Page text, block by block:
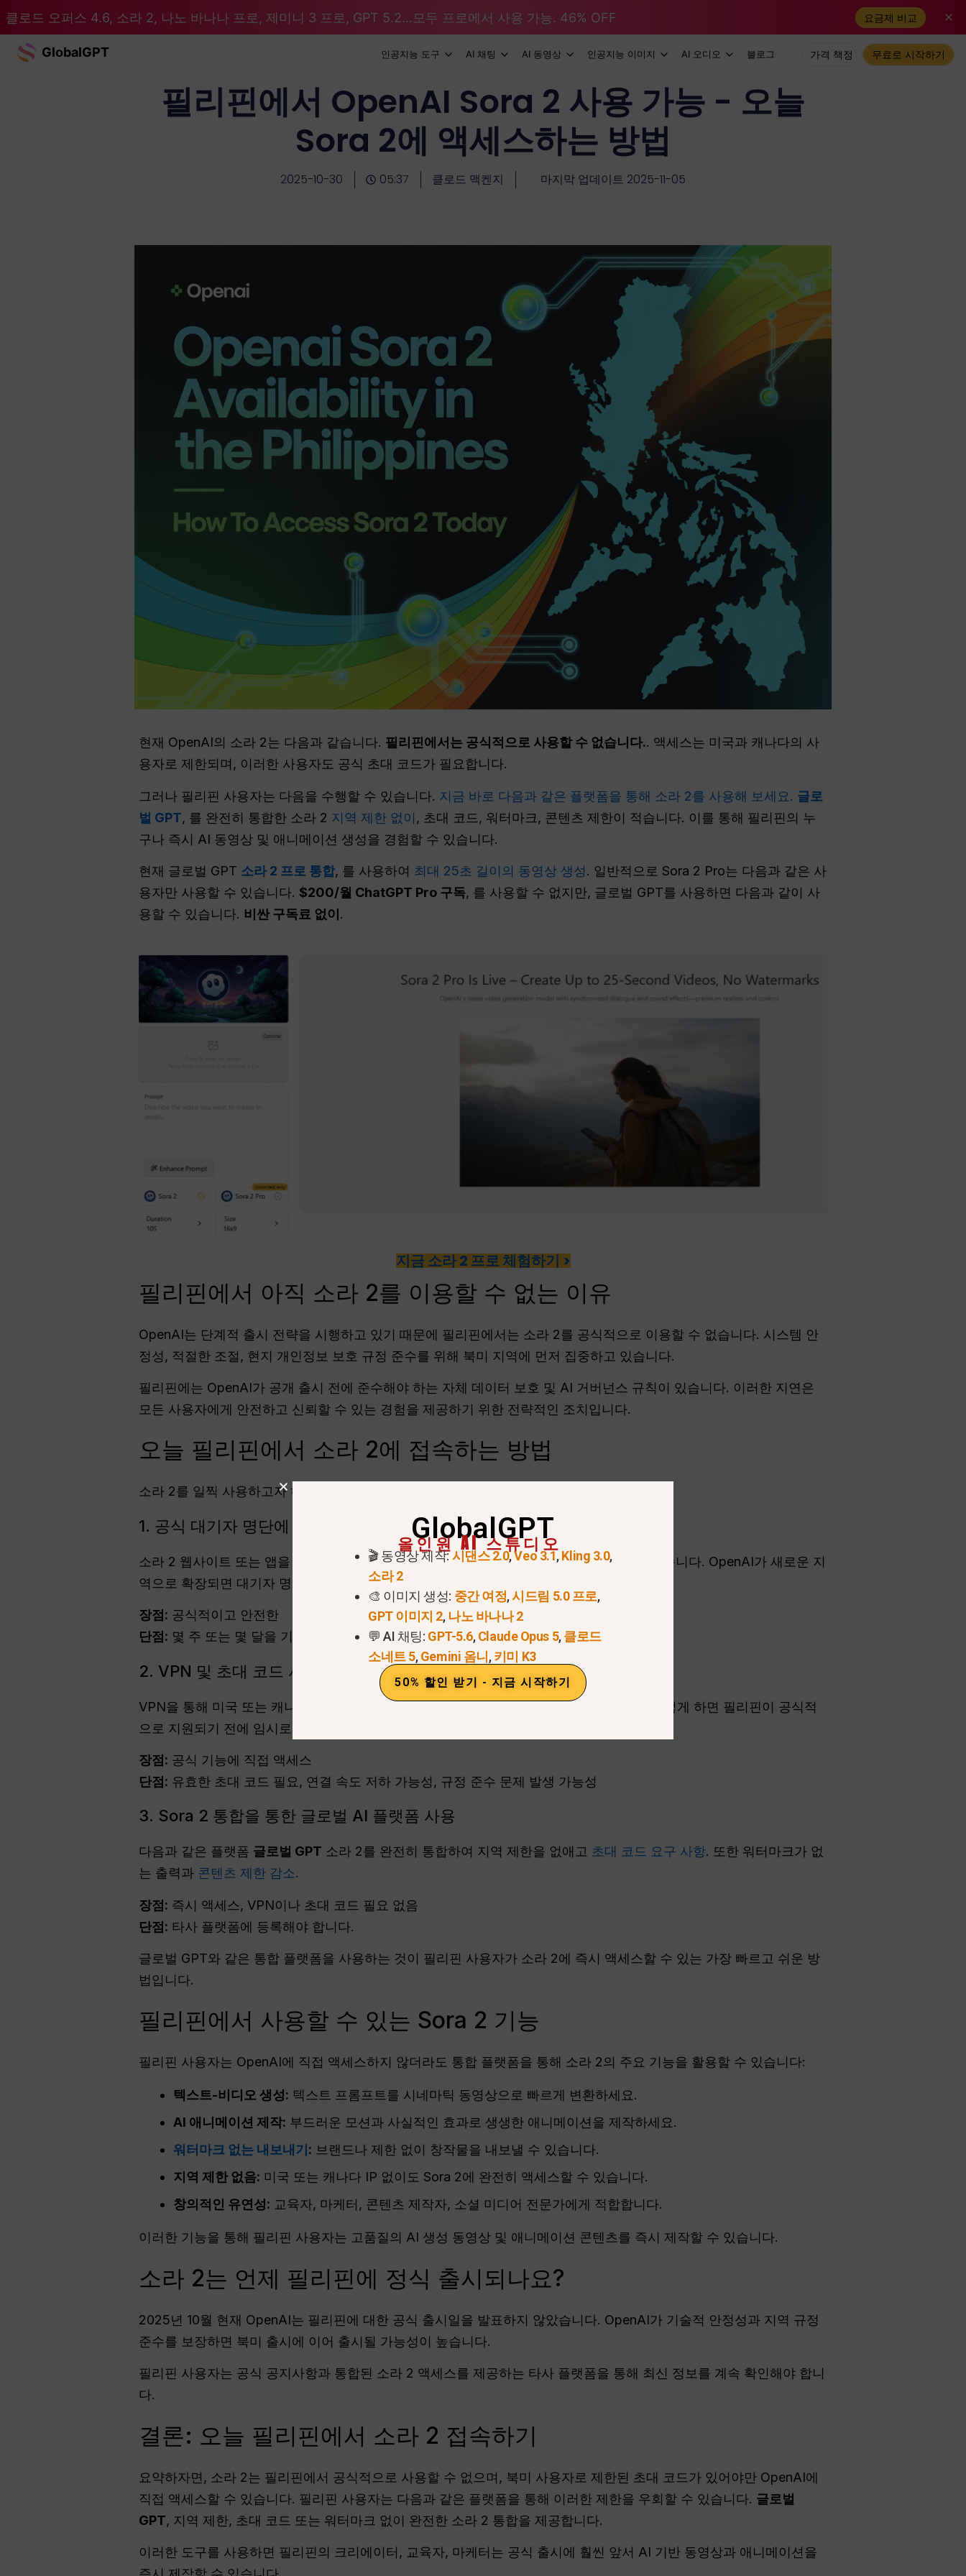
클로드 오퍼스 4.6, 소라 2, 나노 바나나 프로, 제미니 3 프로, GPT 5.2...모두 프로에서 사용 가능. 46% OFF 요금제 비교
GlobalGPT 인공지능 도구 AI 채팅 AI 동영상 인공지능 이미지 AI 오디오 블로그 가격 책정 무료로 시작하기
필리핀에서 OpenAI Sora 2 사용 가능 - 오늘
Sora 2에 액세스하는 방법
2025-10-30 05:37 클로드 맥켄지 마지막 업데이트 2025-11-05
현재 OpenAI의 소라 2는 다음과 같습니다. 필리핀에서는 공식적으로 사용할 수 없습니다.. 액세스는 미국과 캐나다의 사
용자로 제한되며, 이러한 사용자도 공식 초대 코드가 필요합니다.
그러나 필리핀 사용자는 다음을 수행할 수 있습니다. 지금 바로 다음과 같은 플랫폼을 통해 소라 2를 사용해 보세요. 글로
벌 GPT, 를 완전히 통합한 소라 2 지역 제한 없이 , 초대 코드, 워터마크, 콘텐츠 제한이 적습니다. 이를 통해 필리핀의 누
구나 즉시 AI 동영상 및 애니메이션 생성을 경험할 수 있습니다.
현재 글로벌 GPT 소라 2 프로 통합, 를 사용하여 최대 25초 길이의 동영상 생성. 일반적으로 Sora 2 Pro는 다음과 같은 사
용자만 사용할 수 있습니다. $200/월 ChatGPT Pro 구독, 를 사용할 수 없지만, 글로벌 GPT를 사용하면 다음과 같이 사
용할 수 있습니다. 비싼 구독료 없이 .
지금 소라 2 프로 체험하기 >
필리핀에서 아직 소라 2를 이용할 수 없는 이유
OpenAI는 단계적 출시 전략을 시행하고 있기 때문에 필리핀에서는 소라 2를 공식적으로 이용할 수 없습니다. 시스템 안
정성, 적절한 조절, 현지 개인정보 보호 규정 준수를 위해 북미 지역에 먼저 집중하고 있습니다.
필리핀에는 OpenAI가 공개 출시 전에 준수해야 하는 자체 데이터 보호 및 AI 거버넌스 규칙이 있습니다. 이러한 지연은
모든 사용자에게 안전하고 신뢰할 수 있는 경험을 제공하기 위한 전략적인 조치입니다.
오늘 필리핀에서 소라 2에 접속하는 방법
소라 2를 일찍 사용하고자 하는 필리핀 사용자에게는 몇 가지 실용적인 옵션이 있습니다:
1. 공식 대기자 명단에 가입하기
소라 2 웹사이트 또는 앱을 통해 가입하면 필리핀에서 액세스가 시작될 때 알림을 받을 수 있습니다. OpenAI가 새로운 지
역으로 확장되면 대기자 명단에 있는 사용자에게 우선순위가 부여되는 경우가 많습니다.
장점: 공식적이고 안전한
단점: 몇 주 또는 몇 달을 기다려야 할 수도 있습니다.
2. VPN 및 초대 코드 사용
VPN을 통해 미국 또는 캐나다 서버에 연결하고 유효한 소라 2 초대 코드로 로그인하세요. 이렇게 하면 필리핀이 공식적
으로 지원되기 전에 임시로 액세스할 수 있습니다.
장점: 공식 기능에 직접 액세스
단점: 유효한 초대 코드 필요, 연결 속도 저하 가능성, 규정 준수 문제 발생 가능성
3. Sora 2 통합을 통한 글로벌 AI 플랫폼 사용
다음과 같은 플랫폼 글로벌 GPT 소라 2를 완전히 통합하여 지역 제한을 없애고 초대 코드 요구 사항. 또한 워터마크가 없
는 출력과 콘텐츠 제한 감소.
장점: 즉시 액세스, VPN이나 초대 코드 필요 없음
단점: 타사 플랫폼에 등록해야 합니다.
글로벌 GPT와 같은 통합 플랫폼을 사용하는 것이 필리핀 사용자가 소라 2에 즉시 액세스할 수 있는 가장 빠르고 쉬운 방
법입니다.
필리핀에서 사용할 수 있는 Sora 2 기능
필리핀 사용자는 OpenAI에 직접 액세스하지 않더라도 통합 플랫폼을 통해 소라 2의 주요 기능을 활용할 수 있습니다:
텍스트-비디오 생성: 텍스트 프롬프트를 시네마틱 동영상으로 빠르게 변환하세요.
AI 애니메이션 제작: 부드러운 모션과 사실적인 효과로 생생한 애니메이션을 제작하세요.
워터마크 없는 내보내기 : 브랜드나 제한 없이 창작물을 내보낼 수 있습니다.
지역 제한 없음: 미국 또는 캐나다 IP 없이도 Sora 2에 완전히 액세스할 수 있습니다.
창의적인 유연성: 교육자, 마케터, 콘텐츠 제작자, 소셜 미디어 전문가에게 적합합니다.
이러한 기능을 통해 필리핀 사용자는 고품질의 AI 생성 동영상 및 애니메이션 콘텐츠를 즉시 제작할 수 있습니다.
소라 2는 언제 필리핀에 정식 출시되나요?
2025년 10월 현재 OpenAI는 필리핀에 대한 공식 출시일을 발표하지 않았습니다. OpenAI가 기술적 안정성과 지역 규정
준수를 보장하면 북미 출시에 이어 출시될 가능성이 높습니다.
필리핀 사용자는 공식 공지사항과 통합된 소라 2 액세스를 제공하는 타사 플랫폼을 통해 최신 정보를 계속 확인해야 합니
다.
결론: 오늘 필리핀에서 소라 2 접속하기
요약하자면, 소라 2는 필리핀에서 공식적으로 사용할 수 없으며, 북미 사용자로 제한된 초대 코드가 있어야만 OpenAI에
직접 액세스할 수 있습니다. 필리핀 사용자는 다음과 같은 플랫폼을 통해 이러한 제한을 우회할 수 있습니다. 글로벌
GPT, 지역 제한, 초대 코드 또는 워터마크 없이 완전한 소라 2 통합을 제공합니다.
이러한 도구를 사용하면 필리핀의 크리에이터, 교육자, 마케터는 공식 출시에 훨씬 앞서 AI 기반 동영상과 애니메이션을
GlobalGPT
올인원 AI 스튜디오
🎬 동영상 제작:시댄스 2.0,Veo 3.1,Kling 3.0,
소라 2
🎨 이미지 생성: 중간 여정,시드림 5.0 프로,
GPT 이미지 2, 나노 바나나 2
💬 AI 채팅: GPT-5.6,Claude Opus 5,클로드
소네트 5,Gemini 옴니,키미 K3
50% 할인 받기 - 지금 시작하기